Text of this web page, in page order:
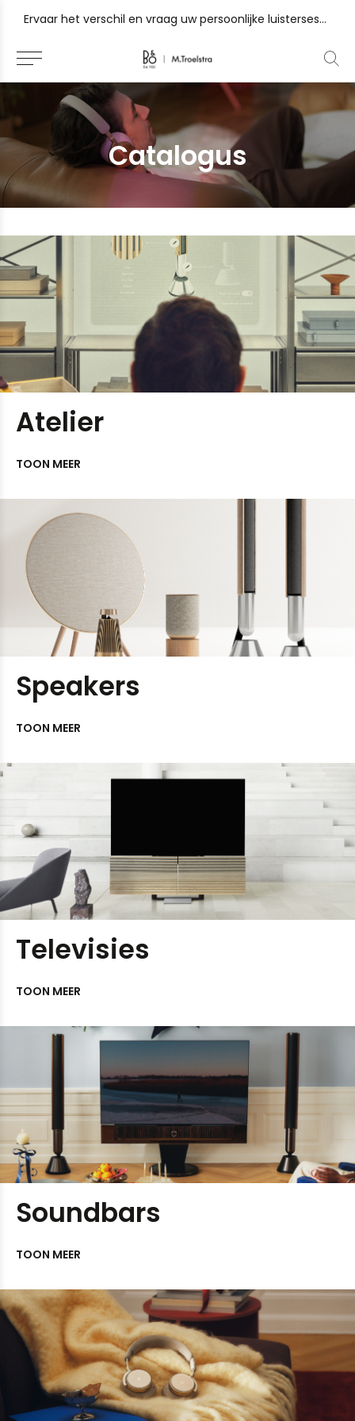
Ervaar het verschil en vraag uw persoonlijke luistersessie
Catalogus
Atelier
TOON MEER
Speakers
TOON MEER
Televisies
TOON MEER
Soundbars
TOON MEER